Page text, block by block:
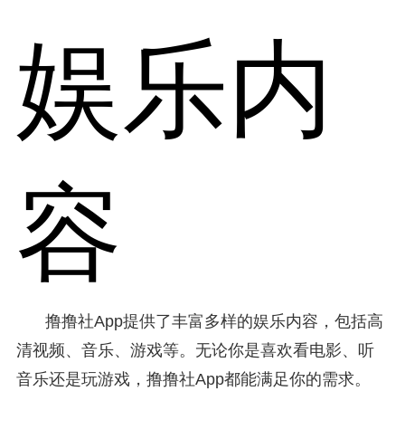
娱乐内
容
撸撸社App提供了丰富多样的娱乐内容，包括高
清视频、音乐、游戏等。无论你是喜欢看电影、听
音乐还是玩游戏，撸撸社App都能满足你的需求。